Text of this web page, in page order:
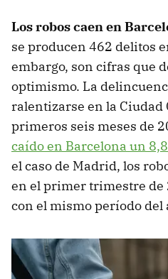
Los robos caen en
se producen 462 delitos
embargo, son cifras que
optimismo. La
ralentizarse en la Ciudad
primeros seis meses de
caído en Barcelona un
el caso de Madrid, los
en el primer trimestre de
con el mismo período del